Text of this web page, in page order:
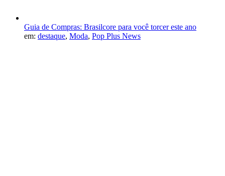
Guia de Compras: Brasilcore para você torcer este ano
em: destaque, Moda, Pop Plus News